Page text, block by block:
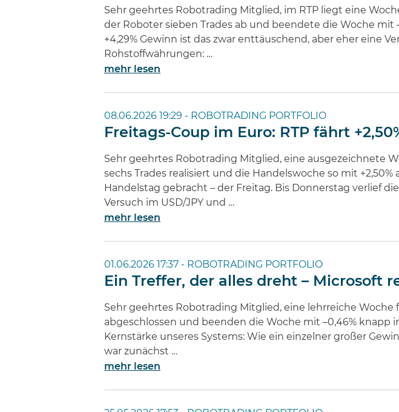
Sehr geehrtes Robotrading Mitglied, im RTP liegt eine
der Roboter sieben Trades ab und beendete die Woche mit
+4,29% Gewinn ist das zwar enttäuschend, aber eher eine
Rohstoffwährungen: …
mehr lesen
08.06.2026 19:29 - ROBOTRADING PORTFOLIO
Freitags-Coup im Euro: RTP fährt
Sehr geehrtes Robotrading Mitglied, eine ausgezeichnete
sechs Trades realisiert und die Handelswoche so mit
Handelstag gebracht – der Freitag. Bis Donnerstag verlief
Versuch im USD/JPY und …
mehr lesen
01.06.2026 17:37 - ROBOTRADING PORTFOLIO
Ein Treffer, der alles dreht – Microsoft
Sehr geehrtes Robotrading Mitglied, eine lehrreiche
abgeschlossen und beenden die Woche mit –0,46% knapp
Kernstärke unseres Systems: Wie ein einzelner großer
war zunächst …
mehr lesen